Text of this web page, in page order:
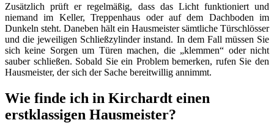
Zusätzlich prüft er regelmäßig, dass das Licht funktioniert und
niemand im Keller, Treppenhaus oder auf dem Dachboden im
Dunkeln steht. Daneben hält ein Hausmeister sämtliche Türschlösser
und die jeweiligen Schließzylinder instand. In dem Fall müssen Sie
sich keine Sorgen um Türen machen, die „klemmen“ oder nicht
sauber schließen. Sobald Sie ein Problem bemerken, rufen Sie den
Hausmeister, der sich der Sache bereitwillig annimmt.
Wie finde ich in Kirchardt einen
erstklassigen Hausmeister?